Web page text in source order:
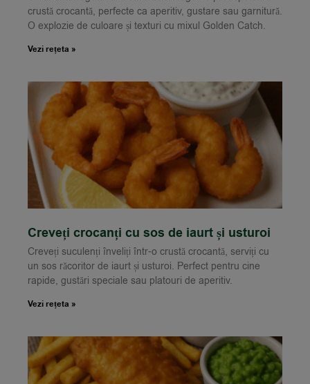
crustă crocantă, perfecte ca aperitiv, gustare sau garnitură.
O explozie de culoare și texturi cu mixul Golden Catch.
Vezi rețeta »
Creveți crocanți cu sos de iaurt și usturoi
Creveți suculenți înveliți într-o crustă crocantă, serviți cu
un sos răcoritor de iaurt și usturoi. Perfect pentru cine
rapide, gustări speciale sau platouri de aperitiv.
Vezi rețeta »